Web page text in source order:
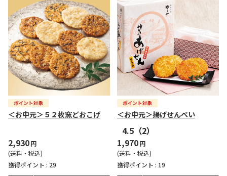
＜お中元＞５２枚窯どおこげ
2,930円
(送料・税込)
獲得ポイント : 29
＜お中元＞揚げせんべい
4.5 （2）
1,970円
(送料・税込)
獲得ポイント : 19